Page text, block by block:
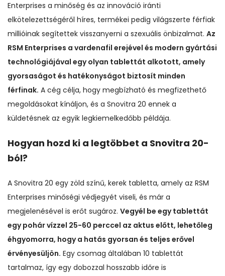
Enterprises a minőség és az innováció iránti
elkötelezettségéről híres, termékei pedig világszerte férfiak
millióinak segítettek visszanyerni a szexuális önbizalmat. Az
RSM Enterprises a vardenafil erejével és modern gyártási
technológiájával egy olyan tablettát alkotott, amely
gyorsaságot és hatékonyságot biztosít minden
férfinak. A cég célja, hogy megbízható és megfizethető
megoldásokat kínáljon, és a Snovitra 20 ennek a
küldetésnek az egyik legkiemelkedőbb példája.
Hogyan hozd ki a legtöbbet a Snovitra 20-
ból?
A Snovitra 20 egy zöld színű, kerek tabletta, amely az RSM
Enterprises minőségi védjegyét viseli, és már a
megjelenésével is erőt sugároz. Vegyél be egy tablettát
egy pohár vízzel 25-60 perccel az aktus előtt, lehetőleg
éhgyomorra, hogy a hatás gyorsan és teljes erővel
érvényesüljön. Egy csomag általában 10 tablettát
tartalmaz, így egy dobozzal hosszabb időre is